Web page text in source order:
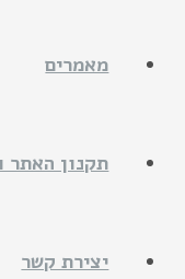
מאמרים
תקנון האתר
יצירת קשר